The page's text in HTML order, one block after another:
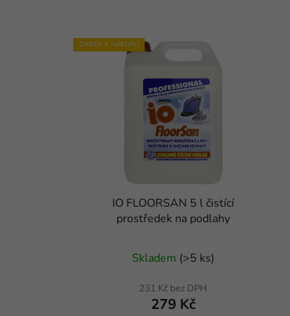
DÁREK K NÁKUPU
IO FLOORSAN 5 l čistící
prostředek na podlahy
hodnocení
produktu
je
Skladem (>5 ks)
231 Kč bez DPH
279 Kč